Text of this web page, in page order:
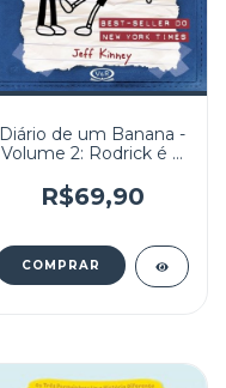
Diário de um Banana -
Volume 2: Rodrick é o
R$69,90